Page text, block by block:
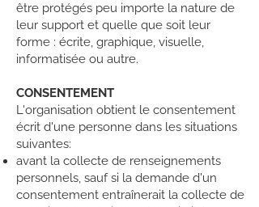
être protégés peu importe la nature de
leur support et quelle que soit leur
forme : écrite, graphique, visuelle,
informatisée ou autre.
CONSENTEMENT
L'organisation obtient le consentement
écrit d'une personne dans les situations
suivantes:
avant la collecte de renseignements
personnels, sauf si la demande d'un
consentement entraînerait la collecte de